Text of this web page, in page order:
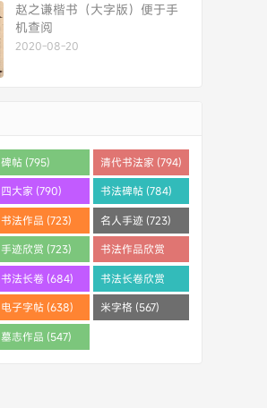
赵之谦楷书（大字版）便于手
机查阅
2020-08-20
碑帖 (795) 清代书法家 (794)
四大家 (790) 书法碑帖 (784)
书法作品 (723) 名人手迹 (723)
手迹欣赏 (723)
书法作品欣赏
(710)
书法长卷 (684)
书法长卷欣赏
(682)
电子字帖 (638) 米字格 (567)
墓志作品 (547)